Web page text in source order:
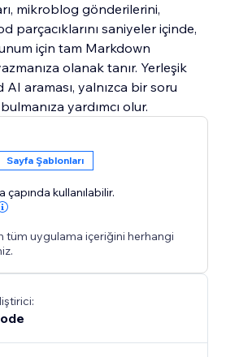
mikroblog gönderilerini,
parçacıklarını saniyeler içinde,
için tam Markdown
olanak tanır. Yerleşik
araması, yalnızca bir soru
yardımcı olur.
Sayfa Şablonları
kullanılabilir.
tüm uygulama içeriğini herhangi